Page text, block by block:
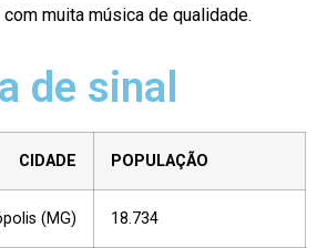
muita música de qualidade.
de sinal
CIDADE POPULAÇÃO
(MG) 18.734